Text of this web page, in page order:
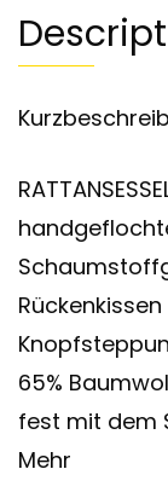
65%
fest mit dem
Mehr